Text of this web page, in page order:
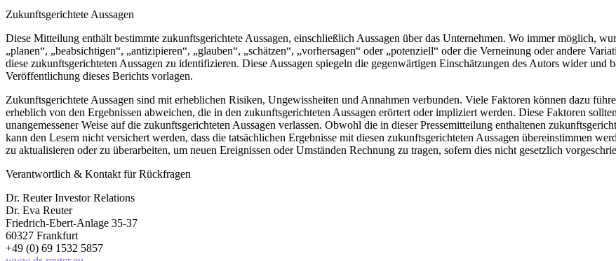
Zukunftsgerichtete Aussagen
Diese Mitteilung enthält bestimmte zukunftsgerichtete Aussagen, einschließlich Aussagen über das Unternehmen. Wo immer möglich,
„planen“, „beabsichtigen“, „antizipieren“, „glauben“, „schätzen“, „vorhersagen“ oder „potenziell“ oder die Verneinung oder andere
diese zukunftsgerichteten Aussagen zu identifizieren. Diese Aussagen spiegeln die gegenwärtigen Einschätzungen des Autors wider
Veröffentlichung dieses Berichts vorlagen.
Zukunftsgerichtete Aussagen sind mit erheblichen Risiken, Ungewissheiten und Annahmen verbunden. Viele Faktoren können dazu
erheblich von den Ergebnissen abweichen, die in den zukunftsgerichteten Aussagen erörtert oder impliziert werden. Diese Faktoren
unangemessener Weise auf die zukunftsgerichteten Aussagen verlassen. Obwohl die in dieser Pressemitteilung enthaltenen
kann den Lesern nicht versichert werden, dass die tatsächlichen Ergebnisse mit diesen zukunftsgerichteten Aussagen übereinstimmen
zu aktualisieren oder zu überarbeiten, um neuen Ereignissen oder Umständen Rechnung zu tragen, sofern dies nicht gesetzlich
Verantwortlich & Kontakt für Rückfragen
Dr. Reuter Investor Relations
Dr. Eva Reuter
Friedrich-Ebert-Anlage 35-37
60327 Frankfurt
+49 (0) 69 1532 5857